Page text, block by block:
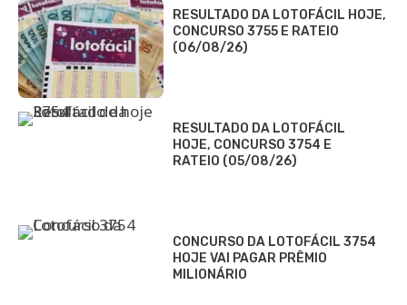
RESULTADO DA LOTOFÁCIL HOJE,
CONCURSO 3755 E RATEIO
(06/08/26)
RESULTADO DA LOTOFÁCIL
HOJE, CONCURSO 3754 E
RATEIO (05/08/26)
CONCURSO DA LOTOFÁCIL 3754
HOJE VAI PAGAR PRÊMIO
MILIONÁRIO